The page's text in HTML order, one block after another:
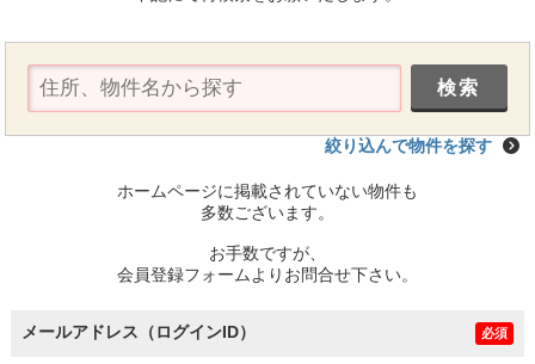
絞り込んで物件を探す
ホームページに掲載されていない物件も
多数ございます。
お手数ですが、
会員登録フォームよりお問合せ下さい。
メールアドレス（ログインID） 必須